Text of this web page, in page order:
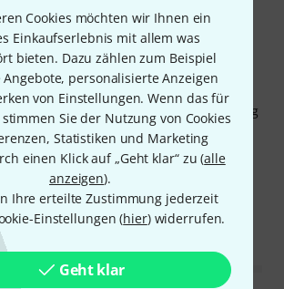
Cookies möchten wir Ihnen ein
Einkaufserlebnis mit allem was
bieten. Dazu zählen zum Beispiel
Angebote, personalisierte Anzeigen
von Einstellungen. Wenn das für
stimmen Sie der Nutzung von Cookies
Statistiken und Marketing
einen Klick auf „Geht klar“ zu (alle
anzeigen).
Ihre erteilte Zustimmung jederzeit
Einstellungen (hier) widerrufen.
Geht klar
Klasse nix vergleichbares, dazu später
mehr…
Teil kurz. Erstens: Die Verarbeitung
unter aller sau! 329,- für schepp
die